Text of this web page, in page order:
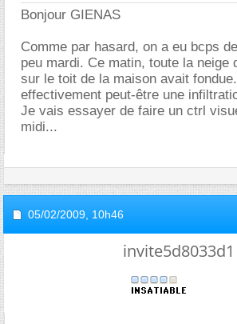
Bonjour GIENAS
Comme par hasard, on a eu bcps
peu mardi. Ce matin, toute la neige
sur le toit de la maison avait
effectivement peut-être une
Je vais essayer de faire un ctrl
midi...
05/02/2009, 10h46
invite5d8033d1